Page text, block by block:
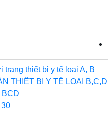
trang thiết bị y tế loại A, B
THIẾT BỊ Y TẾ LOẠI B,C,D
BCD